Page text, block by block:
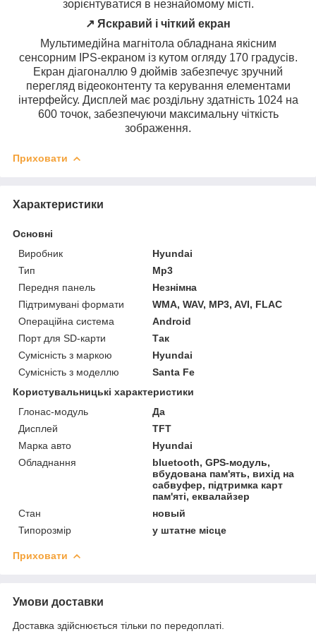
зорієнтуватися в незнайомому місті.
↗️ Яскравий і чіткий екран
Мультимедійна магнітола обладнана якісним
сенсорним IPS-екраном із кутом огляду 170 градусів.
Екран діагоналлю 9 дюймів забезпечує зручний
перегляд відеоконтенту та керування елементами
інтерфейсу. Дисплей має роздільну здатність 1024 на
600 точок, забезпечуючи максимальну чіткість
зображення.
Приховати
Характеристики
Основні
Виробник
Hyundai
Тип
Mp3
Передня панель
Незнімна
Підтримувані формати
WMA, WAV, MP3, AVI, FLAC
Операційна система
Android
Порт для SD-карти
Так
Сумісність з маркою
Hyundai
Сумісність з моделлю
Santa Fe
Користувальницькі характеристики
Глонас-модуль
Да
Дисплей
TFT
Марка авто
Hyundai
Обладнання
bluetooth, GPS-модуль,
вбудована пам'ять, вихід на
сабвуфер, підтримка карт
пам'яті, еквалайзер
Стан
новый
Типорозмір
у штатне місце
Приховати
Умови доставки
Доставка здійснюється тільки по передоплаті.